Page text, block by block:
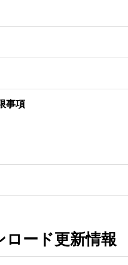
事項
ロード更新情報